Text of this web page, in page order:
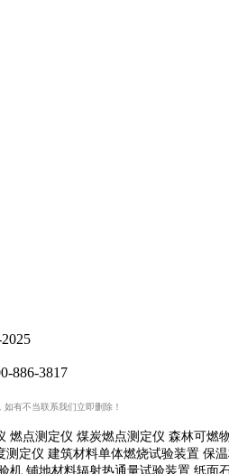
886-3817
有不当联系我们立即删除！
燃点测定仪 煤炭燃点测定仪 森林可
定仪 建筑材料单体燃烧试验装置
机 铺地材料辐射热通量试验装置 纸面